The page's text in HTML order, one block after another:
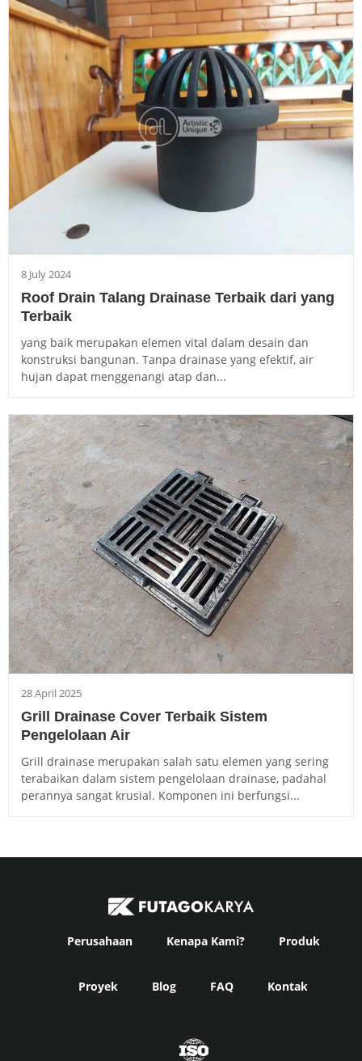
8 July 2024
Roof Drain Talang Drainase Terbaik dari yang
Terbaik
yang baik merupakan elemen vital dalam desain dan
konstruksi bangunan. Tanpa drainase yang efektif, air
hujan dapat menggenangi atap dan...
28 April 2025
Grill Drainase Cover Terbaik Sistem
Pengelolaan Air
Grill drainase merupakan salah satu elemen yang sering
terabaikan dalam sistem pengelolaan drainase, padahal
perannya sangat krusial. Komponen ini berfungsi...
Perusahaan Kenapa Kami? Produk
Proyek Blog FAQ Kontak